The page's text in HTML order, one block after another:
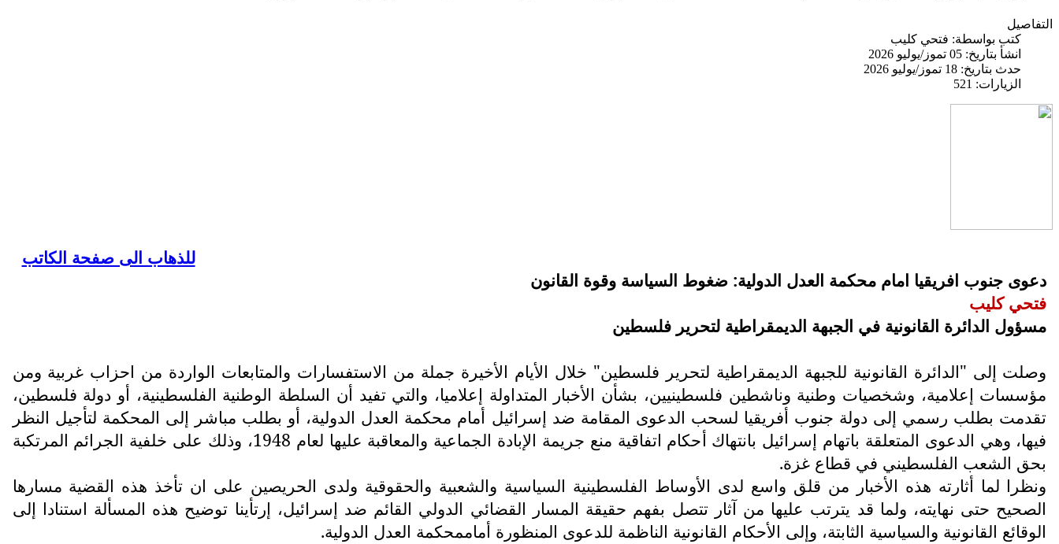
التفاصيل
كتب بواسطة: فتحي كليب
انشأ بتاريخ: 05 تموز/يوليو 2026
حدث بتاريخ: 18 تموز/يوليو 2026
الزيارات: 521
للذهاب الى صفحة الكاتب
دعوى جنوب افريقيا امام محكمة العدل الدولية: ضغوط السياسة وقوة القانون
فتحي كليب
مسؤول الدائرة القانونية في الجبهة الديمقراطية لتحرير فلسطين
وصلت إلى "الدائرة القانونية للجبهة الديمقراطية لتحرير فلسطين" خلال الأيام الأخيرة جملة من الاستفسارات والمتابعات الواردة من احزاب غربية ومن
مؤسسات إعلامية، وشخصيات وطنية وناشطين فلسطينيين، بشأن الأخبار المتداولة إعلاميا، والتي تفيد أن السلطة الوطنية الفلسطينية، أو دولة فلسطين،
تقدمت بطلب رسمي إلى دولة جنوب أفريقيا لسحب الدعوى المقامة ضد إسرائيل أمام محكمة العدل الدولية، أو بطلب مباشر إلى المحكمة لتأجيل النظر
فيها، وهي الدعوى المتعلقة باتهام إسرائيل بانتهاك أحكام اتفاقية منع جريمة الإبادة الجماعية والمعاقبة عليها لعام 1948، وذلك على خلفية الجرائم المرتكبة
بحق الشعب الفلسطيني في قطاع غزة.
ونظرا لما أثارته هذه الأخبار من قلق واسع لدى الأوساط الفلسطينية السياسية والشعبية والحقوقية ولدى الحريصين على ان تأخذ هذه القضية مسارها
الصحيح حتى نهايته، ولما قد يترتب عليها من آثار تتصل بفهم حقيقة المسار القضائي الدولي القائم ضد إسرائيل، إرتأينا توضيح هذه المسألة استنادا إلى
الوقائع القانونية والسياسية الثابتة، وإلى الأحكام القانونية الناظمة للدعوى المنظورة أماممحكمة العدل الدولية.